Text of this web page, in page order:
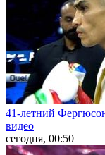
41-летний
видео
сегодня, 00:50